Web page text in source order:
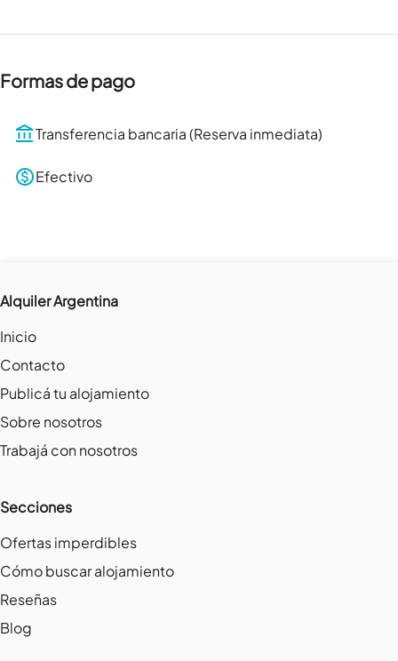
Formas de pago
Transferencia bancaria (Reserva inmediata)
Efectivo
Alquiler Argentina
Inicio
Contacto
Publicá tu alojamiento
Sobre nosotros
Trabajá con nosotros
Secciones
Ofertas imperdibles
Cómo buscar alojamiento
Reseñas
Blog